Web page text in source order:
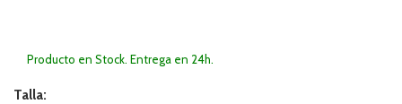
Producto en Stock. Entrega en 24h.
Talla: